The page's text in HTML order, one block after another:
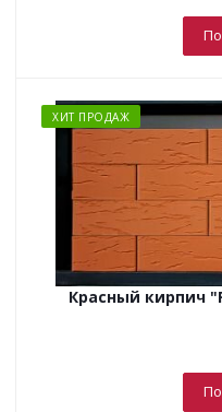
ХИТ ПРОДАЖ
Красный кирпич